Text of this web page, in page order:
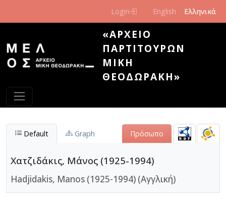
Login English Ελληνικά
«ΑΡΧΕΊΟ
ΠΑΡΤΙΤΟΎΡΩΝ
ΜΊΚΗ
ΘΕΟΔΩΡΆΚΗ»
Default Graph Πρόσωπο
Χατζιδάκις, Μάνος (1925-1994)
Hadjidakis, Manos (1925-1994) (Αγγλική)